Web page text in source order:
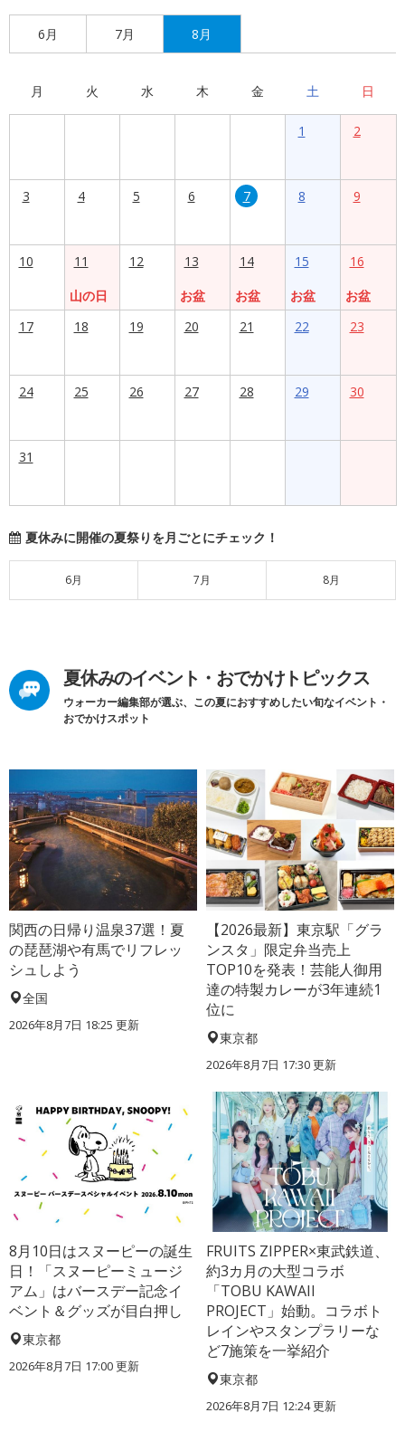
6月 7月 8月
月 火 水 木 金 土 日
1 2
3 4 5 6 7 8 9
10
11
山の日
12
13
お盆
14
お盆
15
お盆
16
お盆
17
18 19 20 21 22 23
24 25 26 27 28 29 30
31
夏休みに開催の夏祭りを月ごとにチェック！
6月 7月 8月
夏休みのイベント・おでかけトピックス
ウォーカー編集部が選ぶ、この夏におすすめしたい旬なイベント・
おでかけスポット
関西の日帰り温泉37選！夏
の琵琶湖や有馬でリフレッ
シュしよう
全国
2026年8月7日 18:25 更新
【2026最新】東京駅「グラ
ンスタ」限定弁当売上
TOP10を発表！芸能人御用
達の特製カレーが3年連続1
位に
東京都
2026年8月7日 17:30更新
8月10日はスヌーピーの誕生
日！「スヌーピーミュージ
アム」はバースデー記念イ
ベント＆グッズが目白押し
東京都
2026年8月7日 17:00更新
FRUITS ZIPPER×東武鉄道、
約3カ月の大型コラボ
「TOBU KAWAII
PROJECT」始動。コラボト
レインやスタンプラリーな
ど7施策を一挙紹介
東京都
2026年8月7日 12:24更新